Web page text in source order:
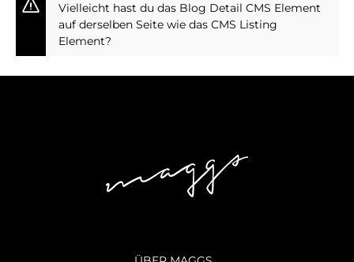
Vielleicht hast du das Blog Detail CMS Element
auf derselben Seite wie das CMS Listing
Element?